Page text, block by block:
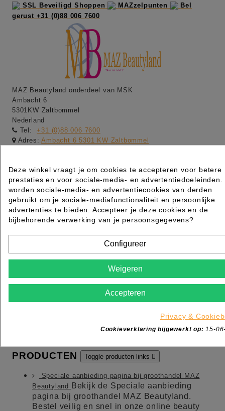
SSL Beveiligd Shoppen MAZzelpunten
Bel
gerust +31 (0)88 006 7600
MAZ Beautyland onderdeel van MSK
Ambacht 6
5301KW Zaltbommel
Nederland
Tel:
+31 (0)88 006 7600
Adres:Ambacht 6 5301 KW Zaltbommel
-maandag gesloten
-dinsdag t/m vrijdag van 09:00 tot 17:00
-zaterdag van 09:00 tot 13:00
-Webshop order worden de gehele dag verwerkt van
PRODUCTEN Toggle producten links 
Speciale aanbieding pagina bij groothandel MAZ
Beautyland
Bekijk de Speciale aanbieding
pagina bij groothandel MAZ Beautyland.
Bestel veilig en snel in onze online beauty
Deze winkel vraagt je om cookies te accepteren voor betere
prestaties en voor sociale-media- en advertentiedoeleinden.
worden sociale-media- en advertentiecookies van derden
gebruikt om je sociale-mediafunctionaliteit en persoonlijke
advertenties te bieden. Accepteer je deze cookies en de
bijbehorende verwerking van je persoonsgegevens?
Configureer
Weigeren
Accepteren
Privacy &
Cookieverklaring bijgewerkt op: 15-